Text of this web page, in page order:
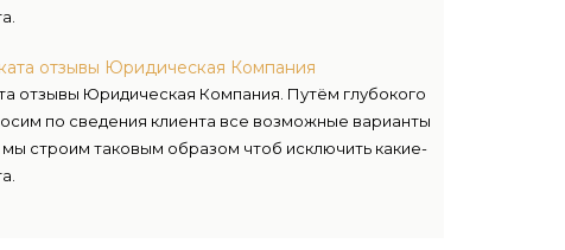
отзывы Юридическая Компания
отзывы Юридическая Компания. Путём глубокого
по сведения клиента все возможные варианты
строим таковым образом чтоб исключить какие-